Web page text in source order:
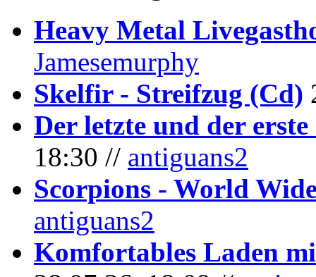
Heavy Metal
Jamesemurphy
Skelfir - Streifzug (Cd)
Der letzte und der erste
18:30 // antiguans2
Scorpions - World
antiguans2
Komfortables Laden